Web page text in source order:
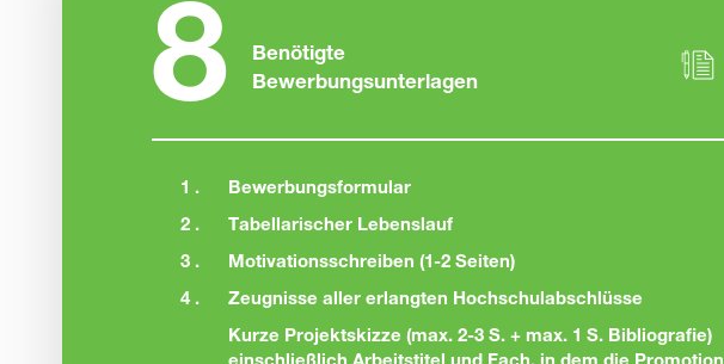
8
Benötigte
Bewerbungsunterlagen
1 . Bewerbungsformular
2 . Tabellarischer Lebenslauf
3 . Motivationsschreiben (1-2 Seiten)
4 . Zeugnisse aller erlangten Hochschulabschlüsse
Kurze Projektskizze (max. 2-3 S. + max. 1 S. Bibliografie)